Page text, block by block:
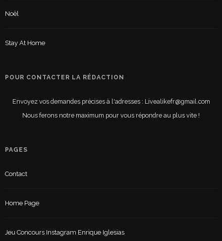
Noël
Stay At Home
POUR CONTACTER LA RÉDACTION
Envoyez vos demandes précises à l'adresses : Livealikefr@gmail.com
Nous ferons notre maximum pour vous répondre au plus vite !
PAGES
Contact
Home Page
Jeu Concours Instagram Enrique Iglesias